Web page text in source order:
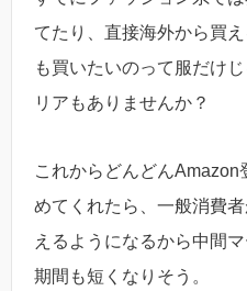
てたり、直接海外から買
も買いたいのって服だけ
リアもありませんか？
これからどんどんAmazon
めてくれたら、一般消費
えるようになるから中間
期間も短くなりそう。